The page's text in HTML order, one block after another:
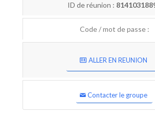
ID de réunion :
Code / mot de passe :
ALLER EN REUNION
Contacter le groupe